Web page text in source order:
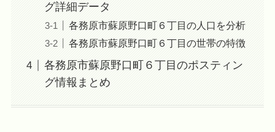
グ詳細データ
各務原市蘇原野口町６丁目の人口を分析
各務原市蘇原野口町６丁目の世帯の特徴
各務原市蘇原野口町６丁目のポスティン
グ情報まとめ